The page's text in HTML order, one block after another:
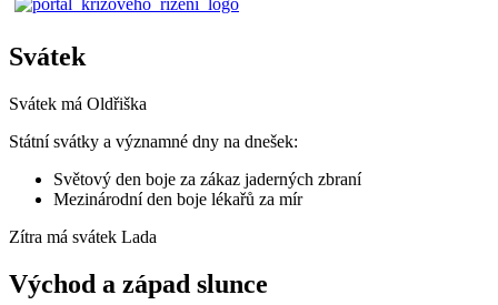
Svátek
Svátek má Oldřiška
Státní svátky a významné dny na dnešek:
Světový den boje za zákaz jaderných zbraní
Mezinárodní den boje lékařů za mír
Zítra má svátek Lada
Východ a západ slunce